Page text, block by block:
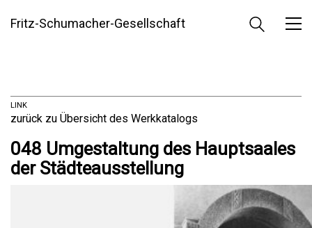
Fritz-Schumacher-Gesellschaft
LINK
zurück zu Übersicht des Werkkatalogs
048 Umgestaltung des Hauptsaales
der Städteausstellung